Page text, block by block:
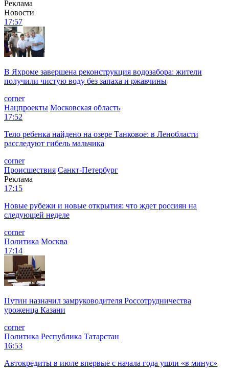
Реклама
Новости
17:57
В Яхроме завершена реконструкция водозабора: жители
получили чистую воду без запаха и ржавчины
corner
Нацпроекты Московская область
17:52
Тело ребенка найдено на озере Танковое: в Ленобласти
расследуют гибель мальчика
corner
Происшествия Санкт-Петербург
Реклама
17:15
Новые рубежи и новые открытия: что ждет россиян на
следующей неделе
corner
Политика Москва
17:14
Путин назначил замруководителя Россотрудничества
уроженца Казани
corner
Политика Республика Татарстан
16:53
Автокредиты в июле впервые с начала года ушли «в минус»